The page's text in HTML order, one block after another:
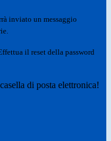
inviato un messaggio
il reset della password
di posta elettronica!